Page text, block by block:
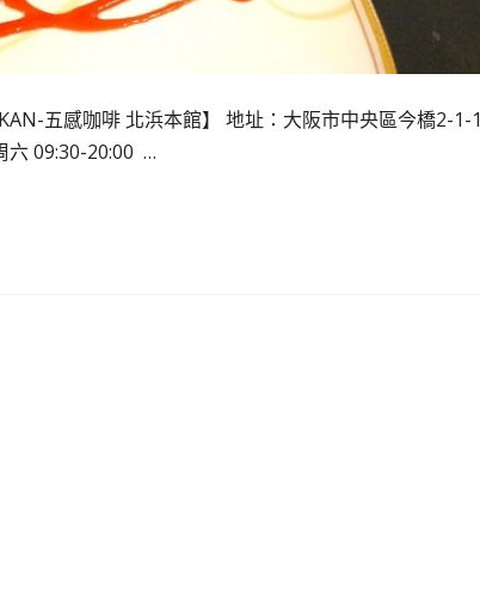
五感咖啡 北浜本館】 地址：大阪市中央區今橋2-1-1
六 09:30-20:00 …